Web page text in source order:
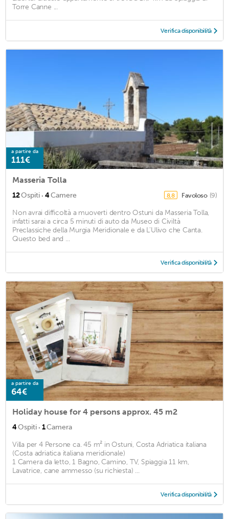
Torre Canne ...
Verifica disponibilità
a partire da
111€
Masseria Tolla
12Ospiti · 4Camere 8,8 Favoloso (9)
Non avrai difficoltà a muoverti dentro Ostuni da Masseria Tolla,
infatti sarai a circa 5 minuti di auto da Museo di Civiltà
Preclassiche della Murgia Meridionale e da L'Ulivo che Canta.
Questo bed and ...
Verifica disponibilità
a partire da
64€
Holiday house for 4 persons approx. 45 m2
4Ospiti · 1Camera
Villa per 4 Persone ca. 45 m² in Ostuni, Costa Adriatica italiana
(Costa adriatica italiana meridionale)
1 Camera da letto, 1 Bagno, Camino, TV, Spiaggia 11 km,
Lavatrice, cane ammesso (su richiesta) ...
Verifica disponibilità